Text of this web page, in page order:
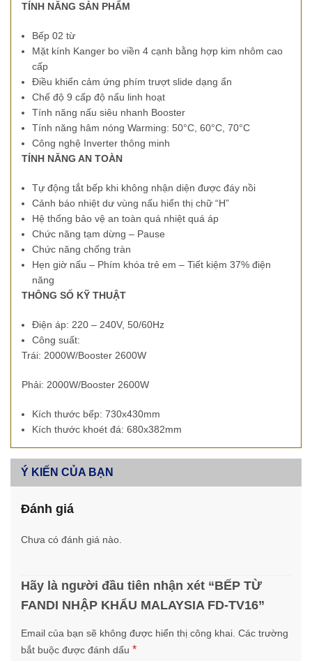
TÍNH NĂNG SẢN PHẨM
Bếp 02 từ
Mặt kính Kanger bo viền 4 cạnh bằng hợp kim nhôm cao
cấp
Điều khiển cảm ứng phím trượt slide dạng ẩn
Chế độ 9 cấp độ nấu linh hoạt
Tính năng nấu siêu nhanh Booster
Tính năng hâm nóng Warming: 50°C, 60°C, 70°C
Công nghệ Inverter thông minh
TÍNH NĂNG AN TOÀN
Tự động tắt bếp khi không nhận diện được đáy nồi
Cảnh báo nhiệt dư vùng nấu hiển thị chữ “H”
Hệ thống bảo vệ an toàn quá nhiệt quá áp
Chức năng tạm dừng – Pause
Chức năng chống tràn
Hẹn giờ nấu – Phím khóa trẻ em – Tiết kiệm 37% điện
năng
THÔNG SỐ KỸ THUẬT
Điện áp: 220 – 240V, 50/60Hz
Công suất:
Trái: 2000W/Booster 2600W
Phải: 2000W/Booster 2600W
Kích thước bếp: 730x430mm
Kích thước khoét đá: 680x382mm
Ý KIẾN CỦA BẠN
Đánh giá
Chưa có đánh giá nào.
Hãy là người đầu tiên nhận xét “BẾP TỪ
FANDI NHẬP KHẨU MALAYSIA FD-TV16”
Email của bạn sẽ không được hiển thị công khai. Các trường
bắt buộc được đánh dấu *